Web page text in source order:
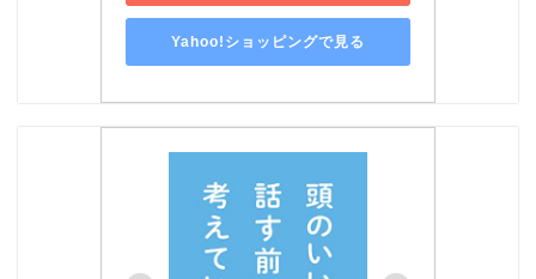
Yahoo!ショッピングで見る